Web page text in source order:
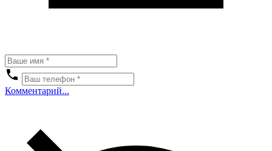
Комментарий...